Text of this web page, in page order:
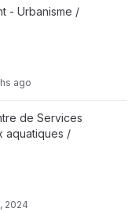
- Urbanisme /
ago
de Services
aquatiques /
2024